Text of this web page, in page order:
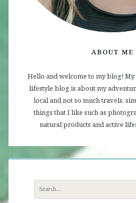
ABOUT ME
Hello and welcome to my blog! My
lifestyle blog is about my
local and not so much travels,
things that I like such as
natural products and active
Search
for: